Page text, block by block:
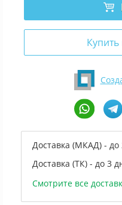
Доставка (МКАД) - до
Доставка (ТК) - до 3
Смотрите все